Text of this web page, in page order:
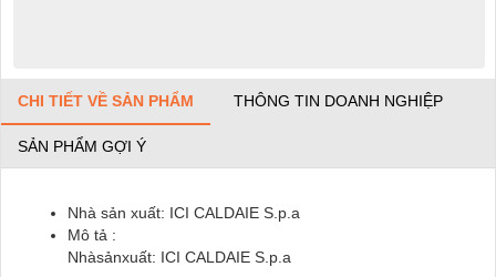
CHI TIẾT VỀ SẢN PHẨM THÔNG TIN DOANH NGHIỆP
SẢN PHẨM GỢI Ý
Nhà sản xuất: ICI CALDAIE S.p.a
Mô tả :
Nhàsảnxuất: ICI CALDAIE S.p.a